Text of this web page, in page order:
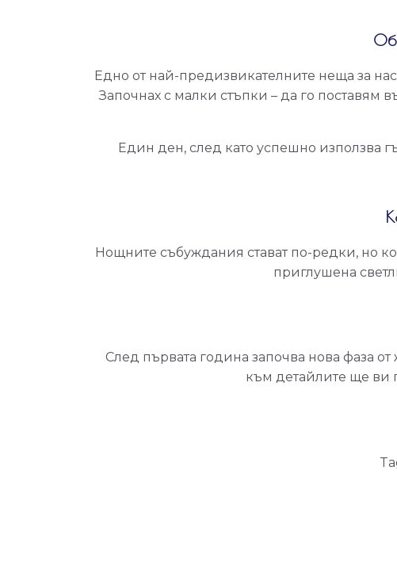
Едно от най-предизвикателните неща за
Започнах с малки стъпки – да го поставям
Един ден, след като успешно използва
Нощните събуждания стават по-редки, но
приглушена
След първата година започва нова фаза
към детайлите ще ви